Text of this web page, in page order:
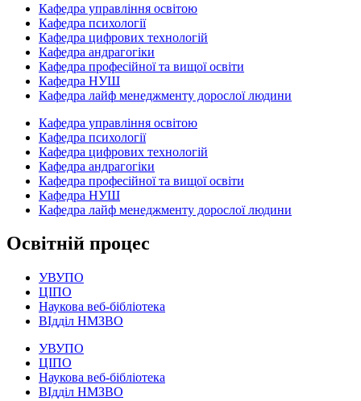
Кафедра управління освітою
Кафедра психології
Кафедра цифрових технологій
Кафедра андрагогіки
Кафедра професійної та вищої освіти
Кафедра НУШ
Кафедра лайф менеджменту дорослої людини
Кафедра управління освітою
Кафедра психології
Кафедра цифрових технологій
Кафедра андрагогіки
Кафедра професійної та вищої освіти
Кафедра НУШ
Кафедра лайф менеджменту дорослої людини
Освітній процес
УВУПО
ЦІПО
Наукова веб-бібліотека
ВІдділ НМЗВО
УВУПО
ЦІПО
Наукова веб-бібліотека
ВІдділ НМЗВО